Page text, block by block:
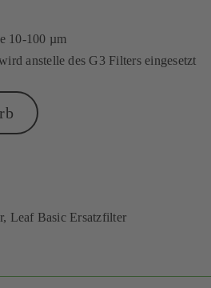
10-100 µm
anstelle des G3 Filters eingesetzt
, Leaf Basic Ersatzfilter